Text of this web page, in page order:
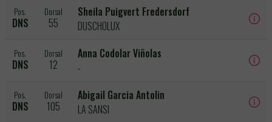
Pos.
DNS
Dorsal
55
Sheila Puigvert Fredersdorf
DUSCHOLUX
Pos.
DNS
Dorsal
12
Anna Codolar Viñolas
-
Pos.
DNS
Dorsal
105
Abigail Garcia Antolin
LA SANSI